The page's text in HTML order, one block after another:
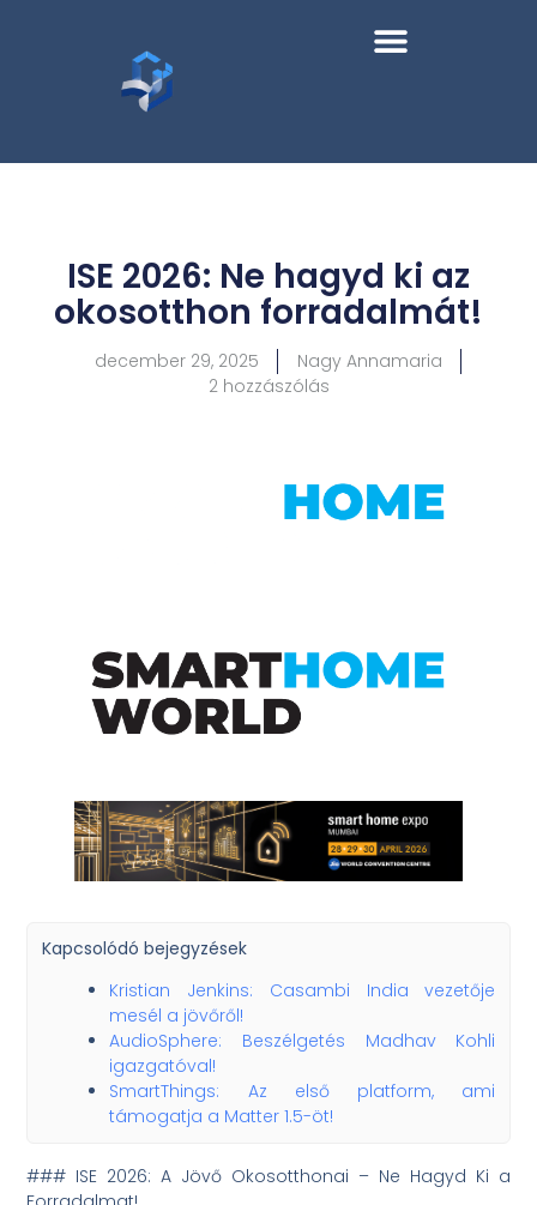
ISE 2026: Ne hagyd ki az
okosotthon forradalmát!
december 29, 2025
Nagy Annamaria
2 hozzászólás
Kapcsolódó bejegyzések
Kristian Jenkins: Casambi India vezetője
mesél a jövőről!
AudioSphere: Beszélgetés Madhav Kohli
igazgatóval!
SmartThings: Az első platform, ami
támogatja a Matter 1.5-öt!
### ISE 2026: A Jövő Okosotthonai – Ne Hagyd Ki a